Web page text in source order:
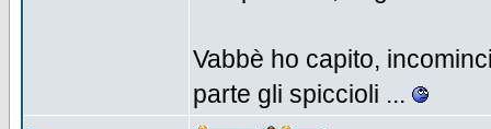
Vabbè ho capito,
parte gli spiccioli ...